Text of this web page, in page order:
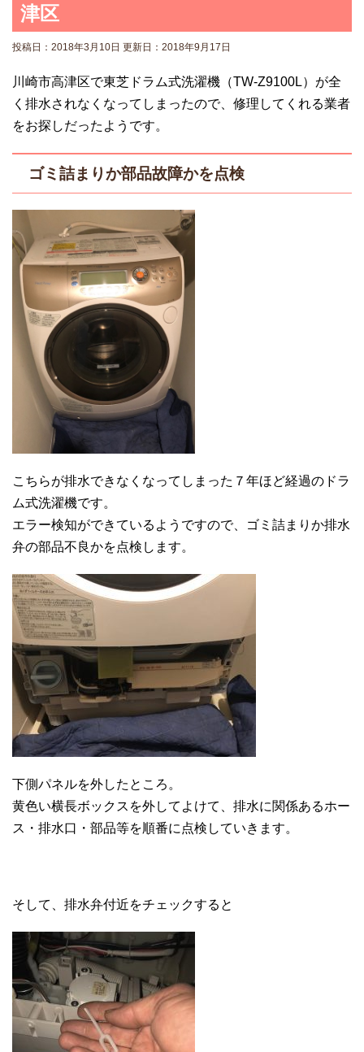
津区
投稿日：2018年3月10日 更新日： 2018年9月17日
川崎市高津区で東芝ドラム式洗濯機（TW-Z9100L）が全
く排水されなくなってしまったので、修理してくれる業者
をお探しだったようです。
ゴミ詰まりか部品故障かを点検
こちらが排水できなくなってしまった７年ほど経過のドラ
ム式洗濯機です。
エラー検知ができているようですので、ゴミ詰まりか排水
弁の部品不良かを点検します。
下側パネルを外したところ。
黄色い横長ボックスを外してよけて、排水に関係あるホー
ス・排水口・部品等を順番に点検していきます。
そして、排水弁付近をチェックすると